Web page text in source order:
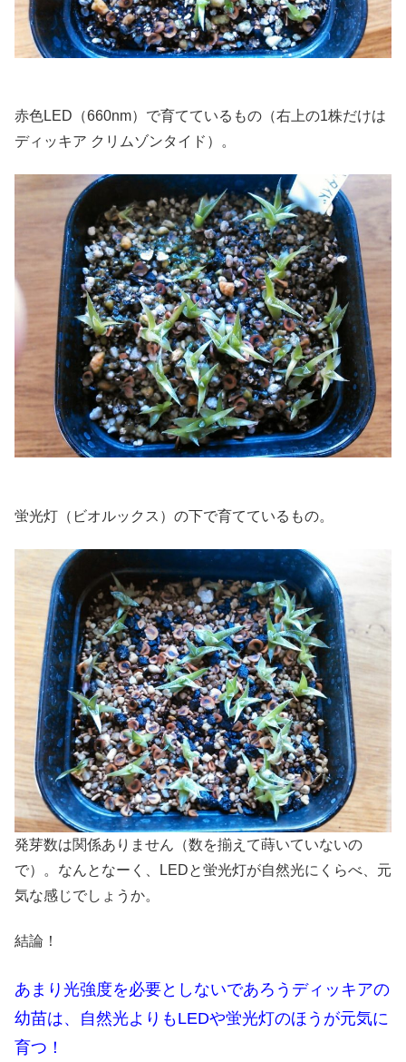
赤色LED（660nm）で育てているもの（右上の1株だけは
ディッキア クリムゾンタイド）。
蛍光灯（ビオルックス）の下で育てているもの。
発芽数は関係ありません（数を揃えて蒔いていないの
で）。なんとなーく、LEDと蛍光灯が自然光にくらべ、元
気な感じでしょうか。
結論！
あまり光強度を必要としないであろうディッキアの
幼苗は、自然光よりもLEDや蛍光灯のほうが元気に
育つ！